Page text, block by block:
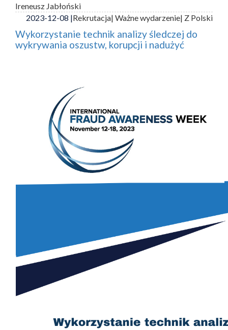
Ireneusz Jabłoński
2023-12-08 |Rekrutacja| Ważne wydarzenie| Z Polski
Wykorzystanie technik analizy śledczej do
wykrywania oszustw, korupcji i nadużyć